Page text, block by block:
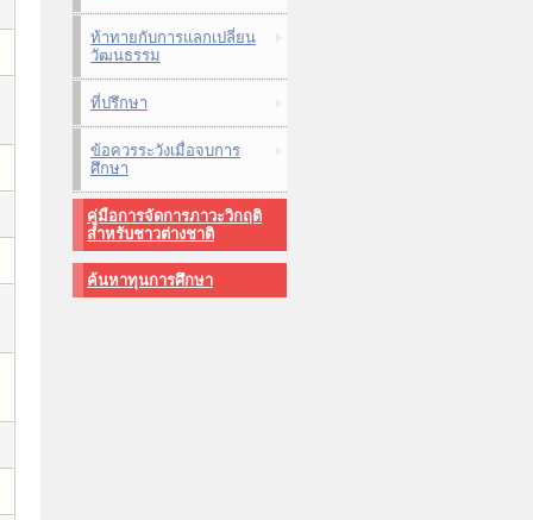
ท้าทายกับการแลกเปลี่ยน
วัฒนธรรม
ที่ปรึกษา
ข้อควรระวังเมื่อจบการ
ศึกษา
คู่มือการจัดการภาวะวิกฤติ
สำหรับชาวต่างชาติ
ค้นหาทุนการศึกษา